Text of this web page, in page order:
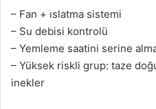
– Fan + ıslatma sistemi
– Su debisi kontrolü
– Yemleme saatini serine
– Yüksek riskli grup: taze
inekler